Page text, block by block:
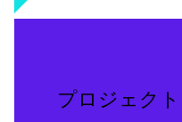
プロジェク